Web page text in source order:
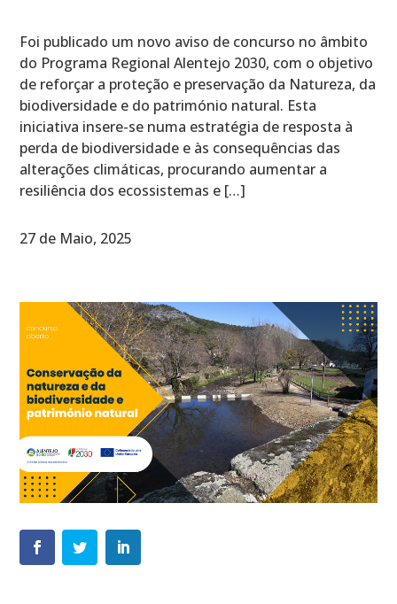
Foi publicado um novo aviso de concurso no âmbito
do Programa Regional Alentejo 2030, com o objetivo
de reforçar a proteção e preservação da Natureza, da
biodiversidade e do património natural. Esta
iniciativa insere-se numa estratégia de resposta à
perda de biodiversidade e às consequências das
alterações climáticas, procurando aumentar a
resiliência dos ecossistemas e […]
27 de Maio, 2025